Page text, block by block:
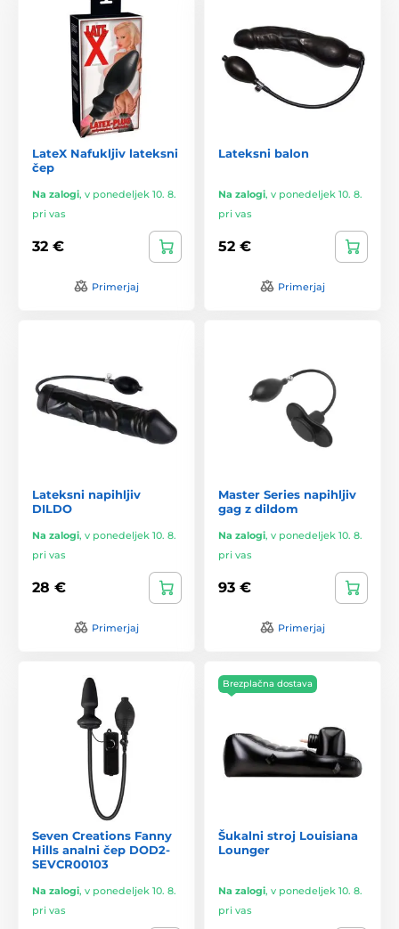
LateX Nafukljiv lateksni
čep
Na zalogi, v ponedeljek 10. 8.
pri vas
32 €
Primerjaj
Lateksni balon
Na zalogi, v ponedeljek 10. 8.
pri vas
52 €
Primerjaj
Lateksni napihljiv
DILDO
Na zalogi, v ponedeljek 10. 8.
pri vas
28 €
Primerjaj
Master Series napihljiv
gag z dildom
Na zalogi, v ponedeljek 10. 8.
pri vas
93 €
Primerjaj
Seven Creations Fanny
Hills analni čep DOD2-
SEVCR00103
Na zalogi, v ponedeljek 10. 8.
pri vas
Brezplačna dostava
Šukalni stroj Louisiana
Lounger
Na zalogi, v ponedeljek 10. 8.
pri vas